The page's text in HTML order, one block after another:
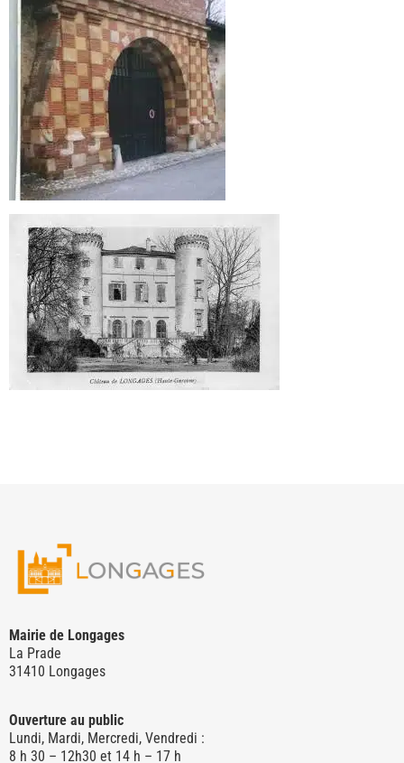
Mairie de Longages
La Prade
31410 Longages
Ouverture au public
Lundi, Mardi, Mercredi, Vendredi :
8 h 30 – 12h30 et 14 h – 17 h